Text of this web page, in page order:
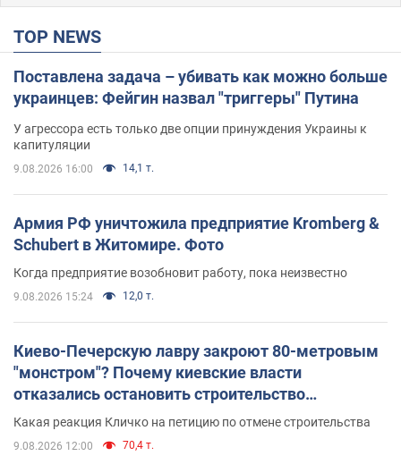
TOP NEWS
Поставлена задача – убивать как можно больше
украинцев: Фейгин назвал "триггеры" Путина
У агрессора есть только две опции принуждения Украины к
капитуляции
9.08.2026 16:00 14,1 т.
Армия РФ уничтожила предприятие Kromberg &
Schubert в Житомире. Фото
Когда предприятие возобновит работу, пока неизвестно
9.08.2026 15:24 12,0 т.
Киево-Печерскую лавру закроют 80-метровым
"монстром"? Почему киевские власти
отказались остановить строительство
небоскреба "московского верующего"
Какая реакция Кличко на петицию по отмене строительства
9.08.2026 12:00 70,4 т.